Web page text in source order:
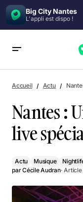
Big City Nantes
L'appli est dispo !
Accueil Actu
Nantes :
live
Actu Musique
parCécile Audran·